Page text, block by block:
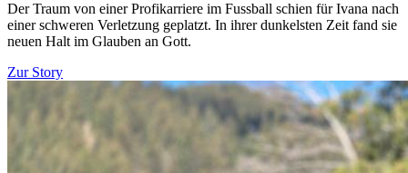
Der Traum von einer Profikarriere im Fussball schien für Ivana nach
einer schweren Verletzung geplatzt. In ihrer dunkelsten Zeit fand sie
neuen Halt im Glauben an Gott.
Zur Story